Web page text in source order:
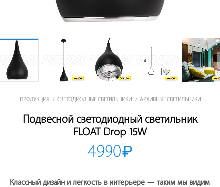
ПРОДУКЦИЯ / СВЕТОДИОДНЫЕ СВЕТИЛЬНИКИ / АРХИВНЫЕ СВЕТИЛЬНИКИ
Подвесной светодиодный светильник
FLOAT Drop 15W
4990₽
Классный дизайн и легкость в интерьере — таким мы видим